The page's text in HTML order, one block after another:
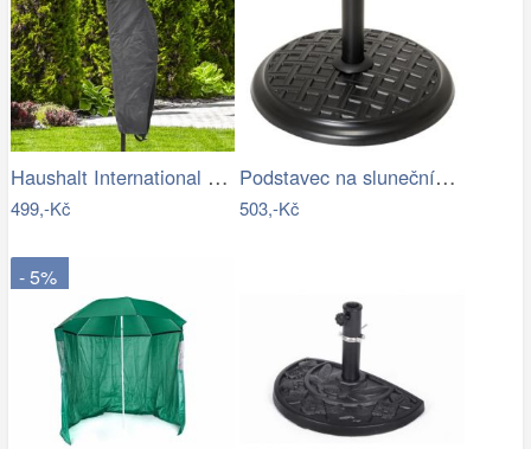
Haushalt International Ochranný obal na…
499,-Kč
Podstavec na slunečník, kulatý, 15 kg
503,-Kč
- 5%